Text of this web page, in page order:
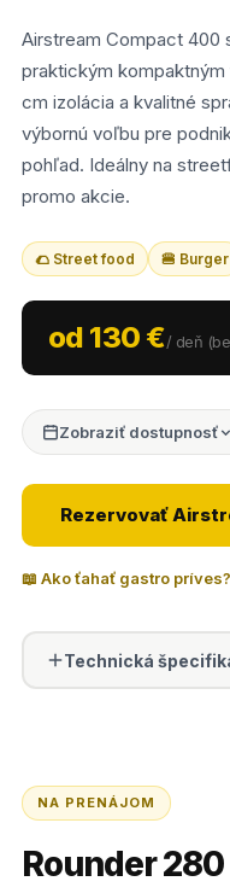
Airstream Compact 400
praktickým
cm izolácia a kvalitné
výbornú voľbu pre
pohľad. Ideálny na
promo akcie.
🌮 Street food 🍔 Burger
od 130 €/ deň
Zobraziť dostupnosť
Rezervovať
📖 Ako ťahať gastro
Technická
NA PRENÁJOM
Rounder 280